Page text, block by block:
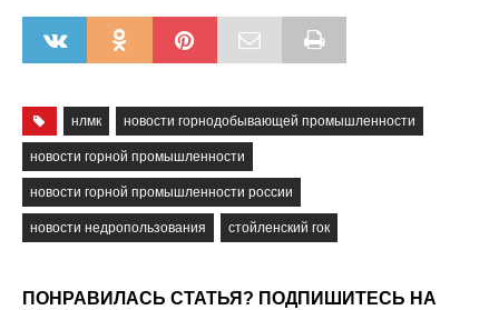
нлмк новости горнодобывающей промышленности
новости горной промышленности
новости горной промышленности россии
новости недропользования стойленский гок
ПОНРАВИЛАСЬ СТАТЬЯ? ПОДПИШИТЕСЬ НА